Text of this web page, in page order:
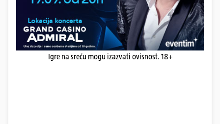
Igre na sreću mogu izazvati ovisnost. 18+